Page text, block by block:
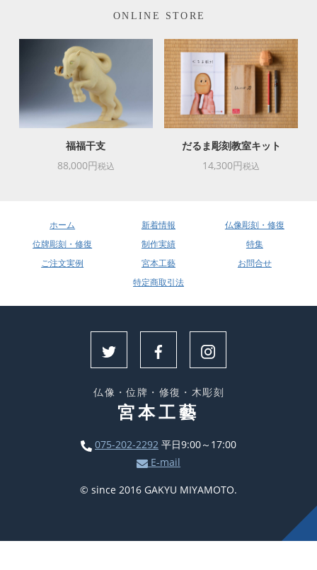
ONLINE STORE
福福干支
88,000円税込
だるま彫刻教室キット
14,300円税込
ホーム 新着情報
仏像彫刻・修復
位牌彫刻・修復
制作実績
特集
ご注文実例
宮本工藝
お問合せ
特定商取引法
仏像・位牌・修復・木彫刻
宮本工藝
075-202-2292 平日9:00～17:00
E-mail
© since 2016 GAKYU MIYAMOTO.